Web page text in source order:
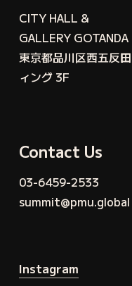
CITY HALL &
GALLERY GOTANDA
東京都品川区西五反
ィング 3F
Contact Us
03-6459-2533
summit@pmu.global
Instagram